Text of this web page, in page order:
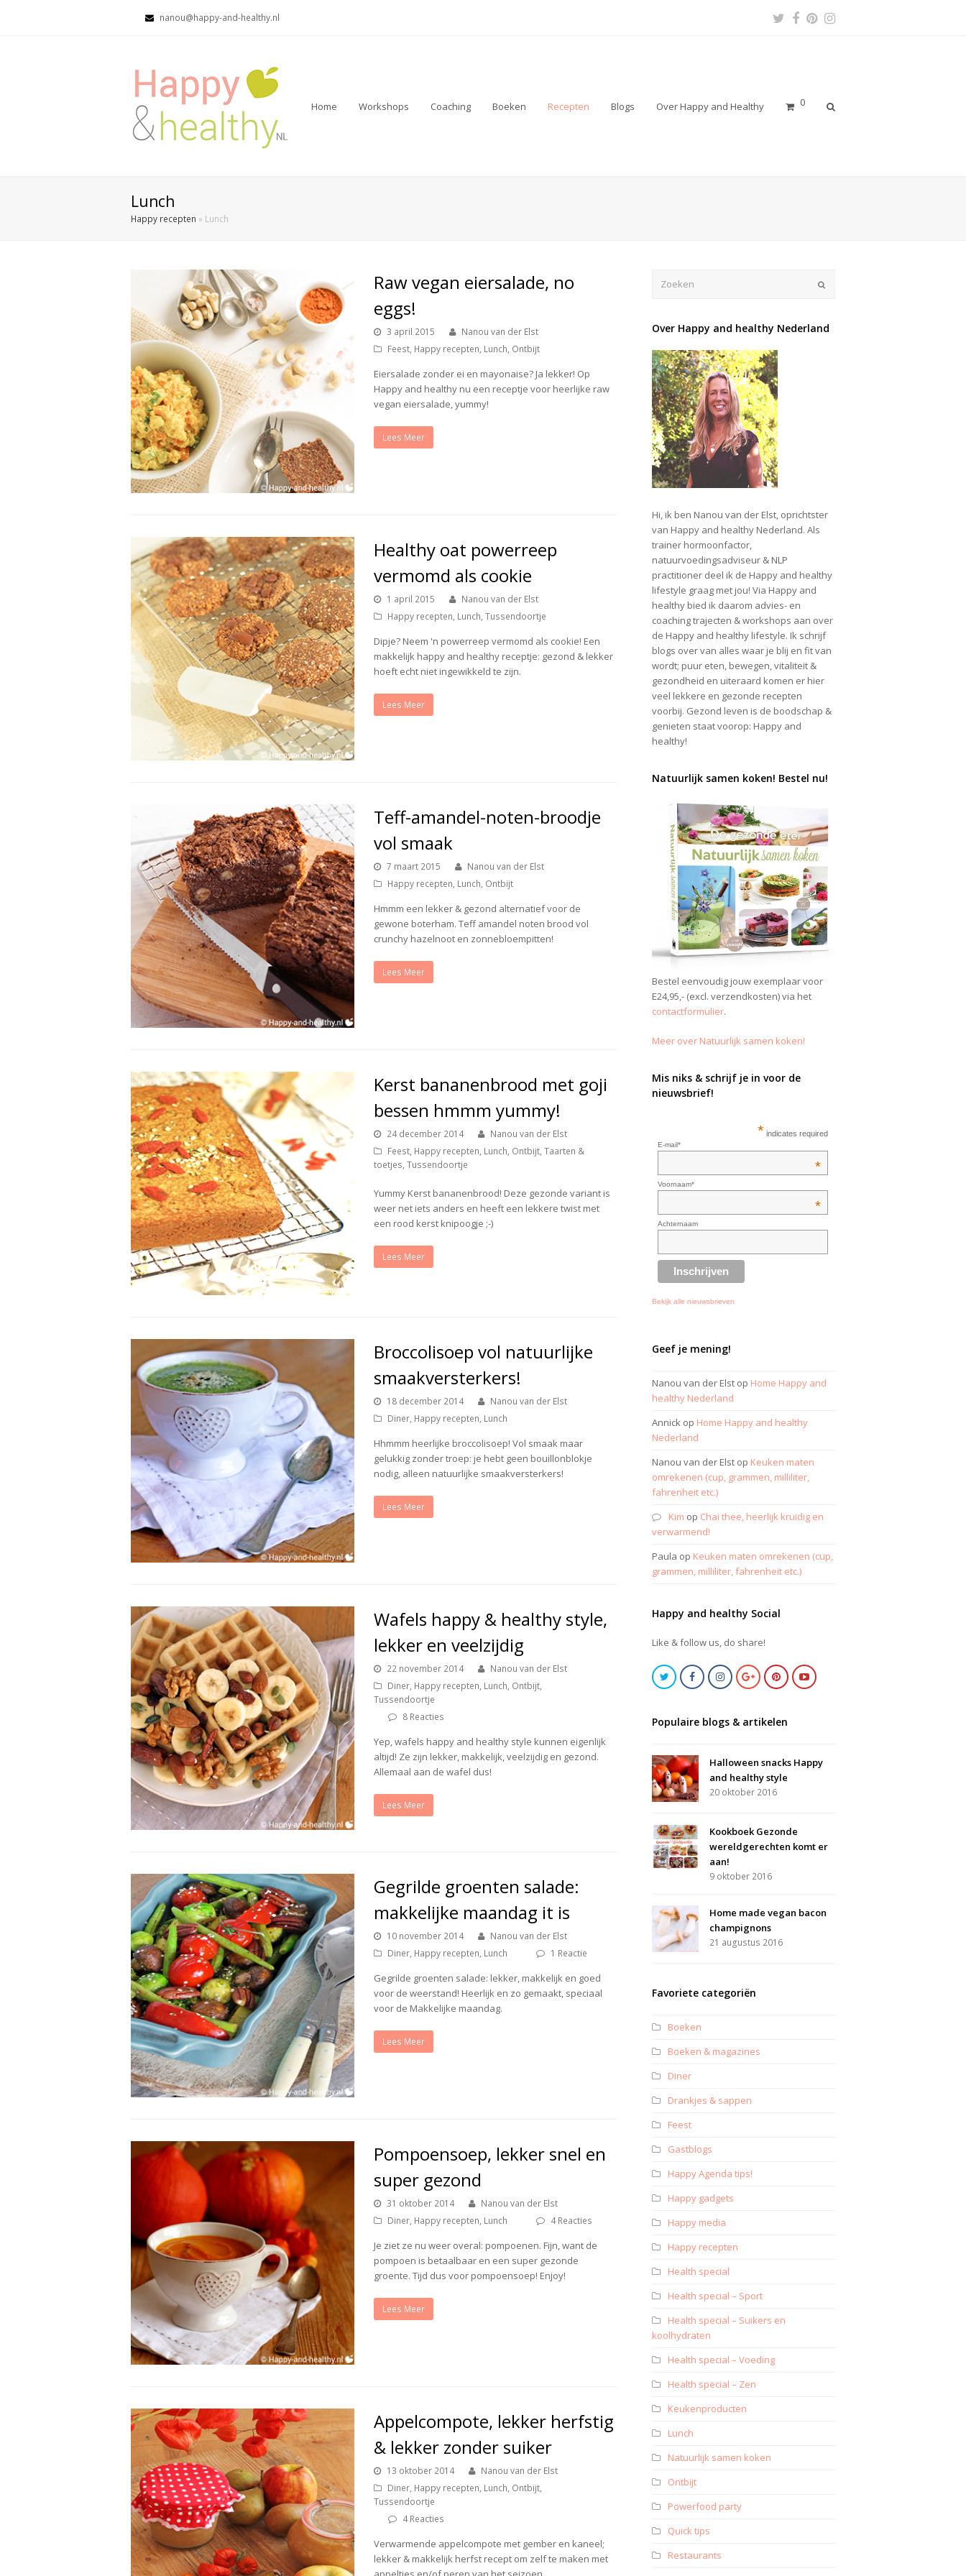
nanou@happy-and-healthy.nl
Twitter
Facebook
Pinterest
Home Workshops Coaching Boeken Recepten Blogs Over Happy and Healthy 0
Lunch
Happy recepten » Lunch
Raw vegan eiersalade, no
eggs!
3 april 2015
Nanou van der Elst
Feest, Happy recepten, Lunch, Ontbijt
Eiersalade zonder ei en mayonaise? Ja lekker! Op
Happy and healthy nu een receptje voor heerlijke raw
vegan eiersalade, yummy!
Lees Meer
Healthy oat powerreep
vermomd als cookie
1 april 2015
Nanou van der Elst
Happy recepten, Lunch,Tussendoortje
Dipje? Neem 'n powerreep vermomd als cookie! Een
makkelijk happy and healthy receptje: gezond & lekker
hoeft echt niet ingewikkeld te zijn.
Lees Meer
Teff-amandel-noten-broodje
vol smaak
7 maart 2015
Nanou van der Elst
Happy recepten, Lunch, Ontbijt
Hmmm een lekker & gezond alternatief voor de
gewone boterham. Teff amandel noten brood vol
crunchy hazelnoot en zonnebloempitten!
Lees Meer
Kerst bananenbrood met goji
bessen hmmm yummy!
24 december 2014
Nanou van der Elst
Feest, Happy recepten, Lunch, Ontbijt,Taarten &
toetjes,Tussendoortje
Yummy Kerst bananenbrood! Deze gezonde variant is
weer net iets anders en heeft een lekkere twist met
een rood kerst knipoogje ;-)
Lees Meer
Broccolisoep vol natuurlijke
smaakversterkers!
18 december 2014
Nanou van der Elst
Diner, Happy recepten, Lunch
Hhmmm heerlijke broccolisoep! Vol smaak maar
gelukkig zonder troep: je hebt geen bouillonblokje
nodig, alleen natuurlijke smaakversterkers!
Lees Meer
Wafels happy & healthy style,
lekker en veelzijdig
22 november 2014
Nanou van der Elst
Diner, Happy recepten, Lunch, Ontbijt,
Tussendoortje
8 Reacties
Yep, wafels happy and healthy style kunnen eigenlijk
altijd! Ze zijn lekker, makkelijk, veelzijdig en gezond.
Allemaal aan de wafel dus!
Lees Meer
Gegrilde groenten salade:
makkelijke maandag it is
10 november 2014
Nanou van der Elst
Diner, Happy recepten, Lunch 1 Reactie
Gegrilde groenten salade: lekker, makkelijk en goed
voor de weerstand! Heerlijk en zo gemaakt, speciaal
voor de Makkelijke maandag.
Lees Meer
Pompoensoep, lekker snel en
super gezond
31 oktober 2014
Nanou van der Elst
Diner, Happy recepten, Lunch 4 Reacties
Je ziet ze nu weer overal: pompoenen. Fijn, want de
pompoen is betaalbaar en een super gezonde
groente. Tijd dus voor pompoensoep! Enjoy!
Lees Meer
Appelcompote, lekker herfstig
& lekker zonder suiker
13 oktober 2014
Nanou van der Elst
Diner, Happy recepten, Lunch, Ontbijt,
Tussendoortje
4 Reacties
Verwarmende appelcompote met gember en kaneel;
lekker & makkelijk herfst recept om zelf te maken met
Over Happy and healthy Nederland
Hi, ik ben Nanou van der Elst, oprichtster
van Happy and healthy Nederland. Als
trainer hormoonfactor,
natuurvoedingsadviseur & NLP
practitioner deel ik de Happy and healthy
lifestyle graag met jou! Via Happy and
healthy bied ik daarom advies- en
coaching trajecten & workshops aan over
de Happy and healthy lifestyle. Ik schrijf
blogs over van alles waar je blij en fit van
wordt; puur eten, bewegen, vitaliteit &
gezondheid en uiteraard komen er hier
veel lekkere en gezonde recepten
voorbij. Gezond leven is de boodschap &
genieten staat voorop: Happy and
healthy!
Natuurlijk samen koken! Bestel nu!
Bestel eenvoudig jouw exemplaar voor
E24,95,- (excl. verzendkosten) via het
contactformulier.
Meer over Natuurlijk samen koken!
Mis niks & schrijf je in voor de
nieuwsbrief!
* indicates required
E-mail*
*
Voornaam*
*
Achternaam
Bekijk alle nieuwsbrieven
Geef je mening!
Nanou van der Elst op Home Happy and
healthy Nederland
Annick op Home Happy and healthy
Nederland
Nanou van der Elst op Keuken maten
omrekenen (cup, grammen, milliliter,
fahrenheit etc.)
Kim op Chai thee, heerlijk kruidig en
verwarmend!
Paula op Keuken maten omrekenen (cup,
grammen, milliliter, fahrenheit etc.)
Happy and healthy Social
Like & follow us, do share!
Populaire blogs & artikelen
Halloween snacks Happy
and healthy style
20 oktober 2016
Kookboek Gezonde
wereldgerechten komt er
aan!
9 oktober 2016
Home made vegan bacon
champignons
21 augustus 2016
Favoriete categoriën
Boeken
Boeken & magazines
Diner
Drankjes & sappen
Feest
Gastblogs
Happy Agenda tips!
Happy gadgets
Happy media
Happy recepten
Health special
Health special – Sport
Health special – Suikers en
koolhydraten
Health special – Voeding
Health special – Zen
Keukenproducten
Lunch
Natuurlijk samen koken
Ontbijt
Powerfood party
Quick tips
Restaurants